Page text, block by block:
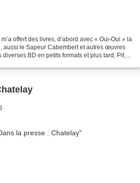
offert des livres, d’abord avec « Oui-Oui » la
aussi le Sapeur Cabembert et autres œuvres
BD en petits formats et plus tard, Pif,